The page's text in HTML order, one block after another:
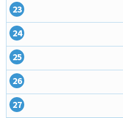
23
24
25
26
27